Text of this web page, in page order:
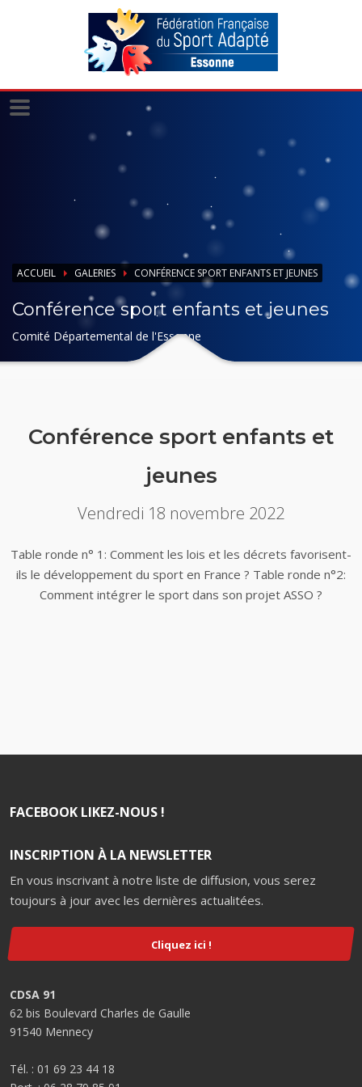
ACCUEIL GALERIES CONFÉRENCE SPORT ENFANTS ET JEUNES
Conférence sport enfants et jeunes
Comité Départemental de l'Essonne
Conférence sport enfants et
jeunes
Vendredi 18 novembre 2022
Table ronde n° 1: Comment les lois et les décrets favorisent-
ils le développement du sport en France ? Table ronde n°2:
Comment intégrer le sport dans son projet ASSO ?
FACEBOOK LIKEZ-NOUS !
INSCRIPTION À LA NEWSLETTER
En vous inscrivant à notre liste de diffusion, vous serez
toujours à jour avec les dernières actualitées.
Cliquez ici !
CDSA 91
62 bis Boulevard Charles de Gaulle
91540 Mennecy
Tél. : 01 69 23 44 18
Panneau de gestion des cookies